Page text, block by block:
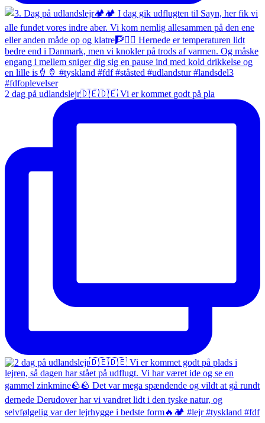
2 dag på udlandslejr🇩🇪🇩🇪 Vi er kommet godt på pla